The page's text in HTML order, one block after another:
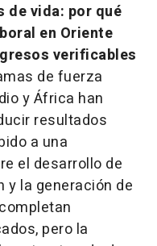
de vida: por qué
en Oriente
verificables
de fuerza
y África han
resultados
a una
el desarrollo de
la generación de
pero la